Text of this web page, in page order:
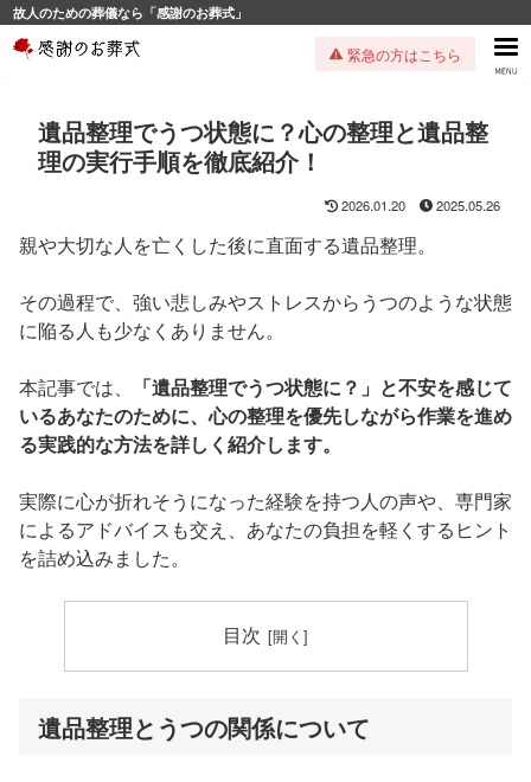
故人のための葬儀なら「感謝のお葬式」
緊急の方はこちら
遺品整理でうつ状態に？心の整理と遺品整
理の実行手順を徹底紹介！
2026.01.20 2025.05.26
親や大切な人を亡くした後に直面する遺品整理。
その過程で、強い悲しみやストレスからうつのような状態
に陥る人も少なくありません。
本記事では、
「遺品整理でうつ状態に？」と不安を感じて
いるあなたのために、心の整理を優先しながら作業を進め
る実践的な方法を詳しく紹介します。
実際に心が折れそうになった経験を持つ人の声や、専門家
によるアドバイスも交え、あなたの負担を軽くするヒント
を詰め込みました。
目次
遺品整理とうつの関係について